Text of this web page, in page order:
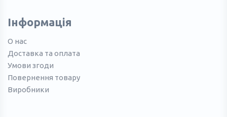
Інформація
О нас
Доставка та оплата
Умови згоди
Повернення товару
Виробники